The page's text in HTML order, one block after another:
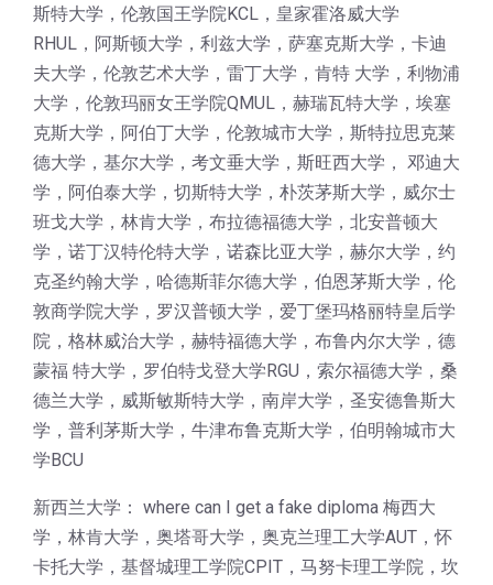
斯特大学，伦敦国王学院KCL，皇家霍洛威大学
RHUL，阿斯顿大学，利兹大学，萨塞克斯大学，卡迪
夫大学，伦敦艺术大学，雷丁大学，肯特 大学，利物浦
大学，伦敦玛丽女王学院QMUL，赫瑞瓦特大学，埃塞
克斯大学，阿伯丁大学，伦敦城市大学，斯特拉思克莱
德大学，基尔大学，考文垂大学，斯旺西大学， 邓迪大
学，阿伯泰大学，切斯特大学，朴茨茅斯大学，威尔士
班戈大学，林肯大学，布拉德福德大学，北安普顿大
学，诺丁汉特伦特大学，诺森比亚大学，赫尔大学，约
克圣约翰大学，哈德斯菲尔德大学，伯恩茅斯大学，伦
敦商学院大学，罗汉普顿大学，爱丁堡玛格丽特皇后学
院，格林威治大学，赫特福德大学，布鲁内尔大学，德
蒙福 特大学，罗伯特戈登大学RGU，索尔福德大学，桑
德兰大学，威斯敏斯特大学，南岸大学，圣安德鲁斯大
学，普利茅斯大学，牛津布鲁克斯大学，伯明翰城市大
学BCU
新西兰大学： where can I get a fake diploma 梅西大
学，林肯大学，奥塔哥大学，奥克兰理工大学AUT，怀
卡托大学，基督城理工学院CPIT，马努卡理工学院，坎